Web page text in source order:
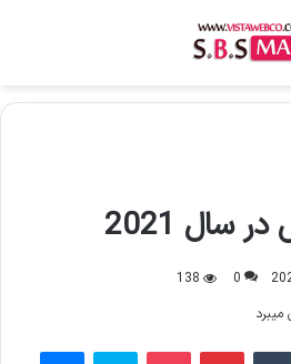
2021
0
138
‫پین‌ترست پاکت اسکایپ